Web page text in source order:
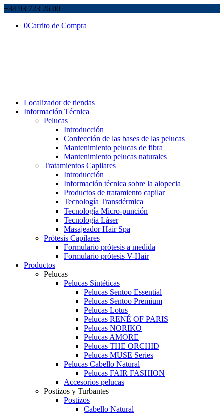
+34 93 723 26 00
0Carrito de Compra
Localizador de tiendas
Información Técnica
Pelucas
Introducción
Confección de las bases de las pelucas
Mantenimiento pelucas de fibra
Mantenimiento pelucas naturales
Tratamientos Capilares
Introducción
Información técnica sobre la alopecia
Productos de tratamiento capilar
Tecnología Transdérmica
Tecnología Micro-punción
Tecnología Láser
Masajeador Hair Spa
Prótesis Capilares
Formulario prótesis a medida
Formulario prótesis V-Hair
Productos
Pelucas
Pelucas Sintéticas
Pelucas Sentoo Essential
Pelucas Sentoo Premium
Pelucas Lotus
Pelucas RENÉ OF PARIS
Pelucas NORIKO
Pelucas AMORE
Pelucas THE ORCHID
Pelucas MUSE Series
Pelucas Cabello Natural
Pelucas FAIR FASHION
Accesorios pelucas
Postizos y Turbantes
Postizos
Cabello Natural